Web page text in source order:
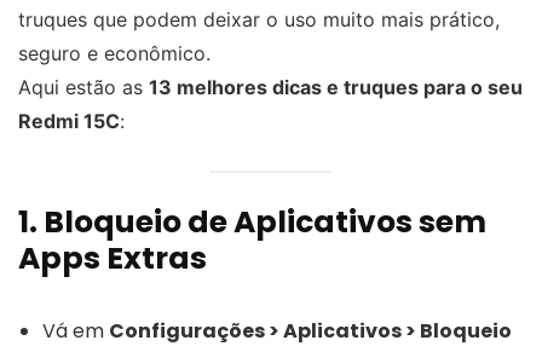
truques que podem deixar o uso muito mais prático,
seguro e econômico.
Aqui estão as 13 melhores dicas e truques para o seu
Redmi 15C:
1. Bloqueio de Aplicativos sem
Apps Extras
Vá em Configurações > Aplicativos > Bloqueio